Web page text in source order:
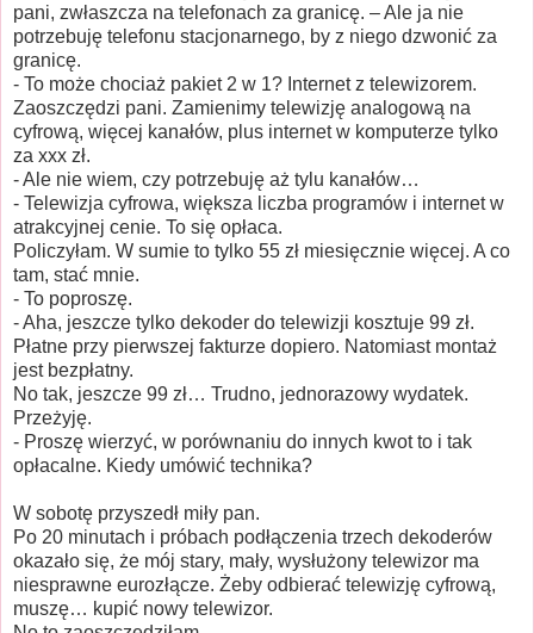
pani, zwłaszcza na telefonach za granicę. – Ale ja nie
potrzebuję telefonu stacjonarnego, by z niego dzwonić za
granicę.
- To może chociaż pakiet 2 w 1? Internet z telewizorem.
Zaoszczędzi pani. Zamienimy telewizję analogową na
cyfrową, więcej kanałów, plus internet w komputerze tylko
za xxx zł.
- Ale nie wiem, czy potrzebuję aż tylu kanałów…
- Telewizja cyfrowa, większa liczba programów i internet w
atrakcyjnej cenie. To się opłaca.
Policzyłam. W sumie to tylko 55 zł miesięcznie więcej. A co
tam, stać mnie.
- To poproszę.
- Aha, jeszcze tylko dekoder do telewizji kosztuje 99 zł.
Płatne przy pierwszej fakturze dopiero. Natomiast montaż
jest bezpłatny.
No tak, jeszcze 99 zł… Trudno, jednorazowy wydatek.
Przeżyję.
- Proszę wierzyć, w porównaniu do innych kwot to i tak
opłacalne. Kiedy umówić technika?
W sobotę przyszedł miły pan.
Po 20 minutach i próbach podłączenia trzech dekoderów
okazało się, że mój stary, mały, wysłużony telewizor ma
niesprawne eurozłącze. Żeby odbierać telewizję cyfrową,
muszę… kupić nowy telewizor.